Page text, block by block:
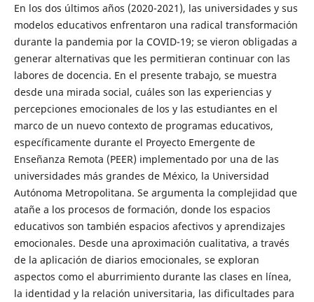
En los dos últimos años (2020-2021), las universidades y sus
modelos educativos enfrentaron una radical transformación
durante la pandemia por la COVID-19; se vieron obligadas a
generar alternativas que les permitieran continuar con las
labores de docencia. En el presente trabajo, se muestra
desde una mirada social, cuáles son las experiencias y
percepciones emocionales de los y las estudiantes en el
marco de un nuevo contexto de programas educativos,
específicamente durante el Proyecto Emergente de
Enseñanza Remota (PEER) implementado por una de las
universidades más grandes de México, la Universidad
Autónoma Metropolitana. Se argumenta la complejidad que
atañe a los procesos de formación, donde los espacios
educativos son también espacios afectivos y aprendizajes
emocionales. Desde una aproximación cualitativa, a través
de la aplicación de diarios emocionales, se exploran
aspectos como el aburrimiento durante las clases en línea,
la identidad y la relación universitaria, las dificultades para